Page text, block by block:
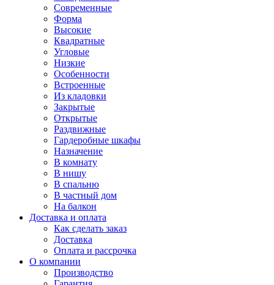
Современные
Форма
Высокие
Квадратные
Угловые
Низкие
Особенности
Встроенные
Из кладовки
Закрытые
Открытые
Раздвижные
Гардеробные шкафы
Назначение
В комнату
В нишу
В спальню
В частный дом
На балкон
Доставка и оплата
Как сделать заказ
Доставка
Оплата и рассрочка
О компании
Производство